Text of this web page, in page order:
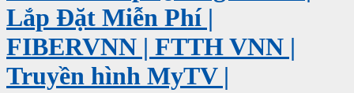
Lắp Đặt Miễn Phí |
FIBERVNN | FTTH VNN |
Truyền hình MyTV |